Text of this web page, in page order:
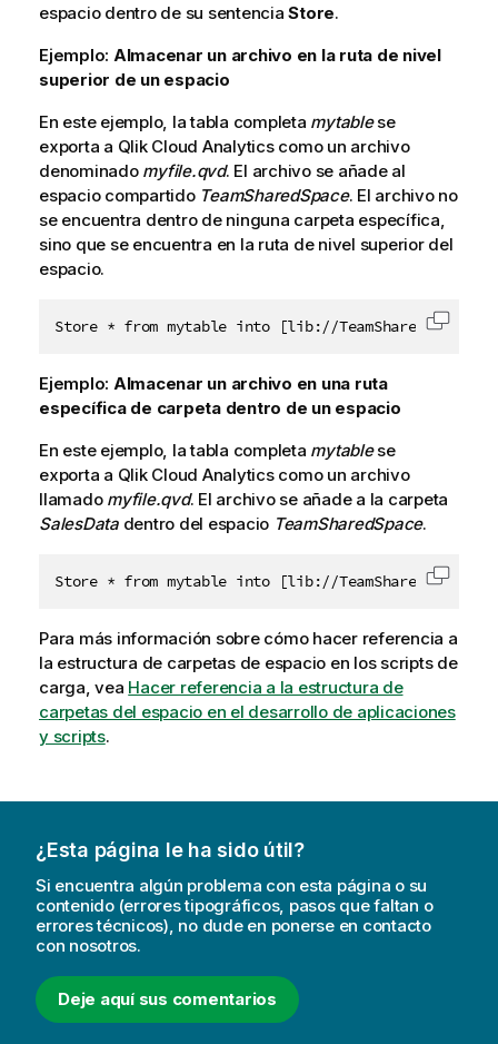
espacio dentro de su sentenciaStore.
Ejemplo: Almacenar un archivo en la ruta de nivel
superior de un espacio
En este ejemplo, la tabla completa mytablese
exporta a Qlik Cloud Analyticscomo un archivo
denominado myfile.qvd. El archivo se añade al
espacio compartido TeamSharedSpace. El archivo no
se encuentra dentro de ninguna carpeta específica,
sino que se encuentra en la ruta de nivel superior del
espacio.
Store * from mytable into [lib:// Copiar
Ejemplo: Almacenar un archivo en una ruta
específica de carpeta dentro de un espacio
En este ejemplo, la tabla completa mytablese
exporta a Qlik Cloud Analyticscomo un archivo
llamado myfile.qvd. El archivo se añade a la carpeta
SalesDatadentro del espacio TeamSharedSpace.
Store * from mytable into [lib:// Copiar
Para más información sobre cómo hacer referencia a
la estructura de carpetas de espacio en los scripts de
carga, vea Hacer referencia a la estructura de
carpetas del espacio en el desarrollo de aplicaciones
y scripts.
¿Esta página le ha sido útil?
Si encuentra algún problema con esta página o su
contenido (errores tipográficos, pasos que faltan o
errores técnicos), no dude en ponerse en contacto
con nosotros.
Deje aquí sus comentarios